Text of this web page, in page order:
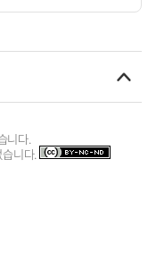
니다.
니다.